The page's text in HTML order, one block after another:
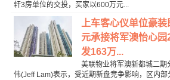
轩3房单位的交投，买家以600万元...
上车客心仪单位豪
元承接将军澳怡心
发163万...
美联物业将军澳新都城二
伟(Jeff Lam)表示，受近期新盘竞争影响，区内部